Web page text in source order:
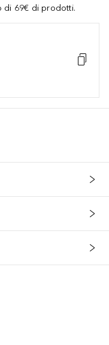
di 69€ di prodotti.
di sostenibilità